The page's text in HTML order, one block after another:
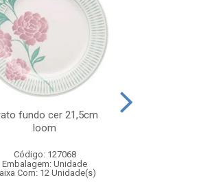
fundo cer 21,5cm
loom
Código: 127068
Embalagem: Unidade
Com: 12 Unidade(s)